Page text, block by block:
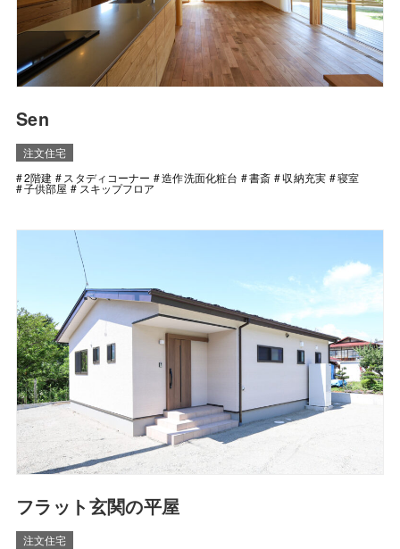
Sen
注文住宅
2階建
スタディコーナー 造作洗面化粧台 書斎 収納充実 寝室
子供部屋 スキップフロア
フラット玄関の平屋
注文住宅